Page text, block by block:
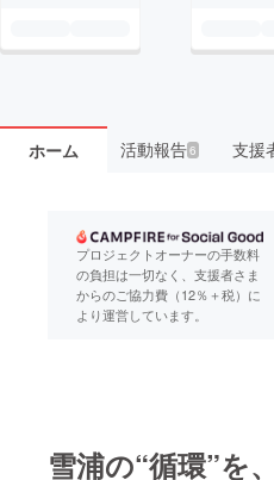
ホーム 活動報告6 支援
プロジェクトオーナーの手数料
の負担は一切なく、支援者さま
からのご協力費（12％＋税）に
より運営しています。
雪浦の“循環”を、